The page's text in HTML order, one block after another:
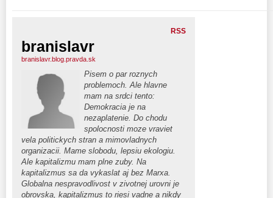
RSS
branislavr
branislavr.blog.pravda.sk
Pisem o par roznych
problemoch. Ale hlavne
mam na srdci tento:
Demokracia je na
nezaplatenie. Do chodu
spolocnosti moze vraviet
vela politickych stran a mimovladnych
organizacii. Mame slobodu, lepsiu ekologiu.
Ale kapitalizmu mam plne zuby. Na
kapitalizmus sa da vykaslat aj bez Marxa.
Globalna nespravodlivost v zivotnej urovni je
obrovska, kapitalizmus to riesi vadne a nikdy